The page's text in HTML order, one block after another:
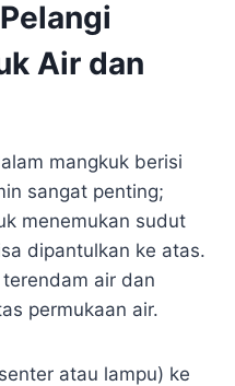
Air dan
mangkuk berisi
sangat penting;
menemukan sudut
dipantulkan ke atas.
air dan
permukaan air.
atau lampu) ke